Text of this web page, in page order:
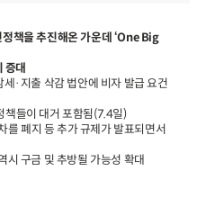
책을 추진해온 가운데 ‘One Big
대
·지출 삭감 법안에 비자 발급 요건
책들이 대거 포함됨(7.4일)
폐지 등 추가 규제가 발표되면서
시 구금 및 추방될 가능성 확대